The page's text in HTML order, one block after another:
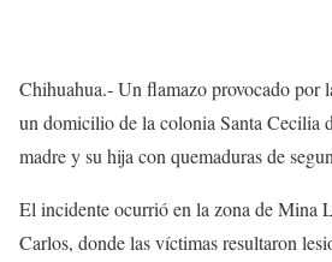
Chihuahua.- Un flamazo provocado por
un domicilio de la colonia Santa Cecilia
madre y su hija con quemaduras de
El incidente ocurrió en la zona de Mina
Carlos, donde las víctimas resultaron